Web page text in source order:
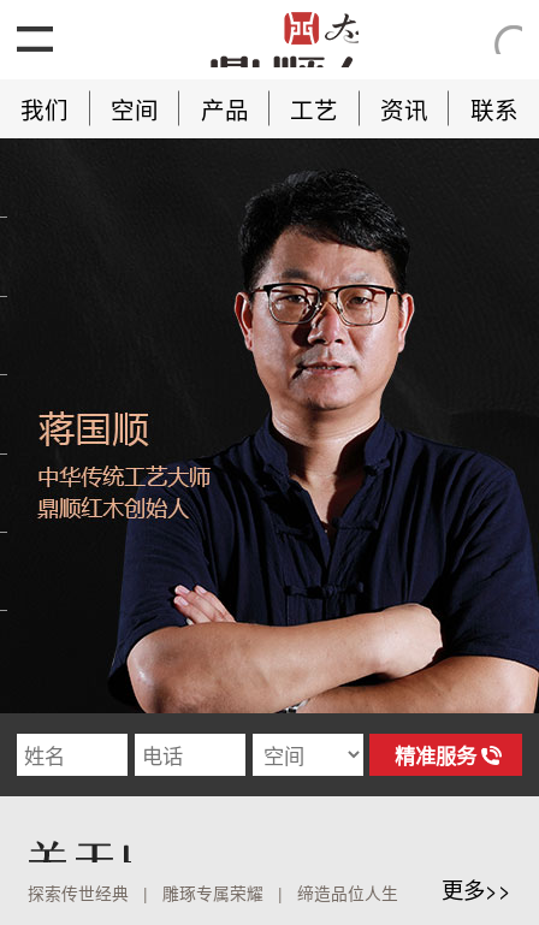
我们 空间 产品 工艺 资讯 联系
探索传世经典 | 雕琢专属荣耀 | 缔造品位人生 更多>>